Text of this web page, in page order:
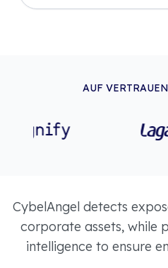
AUF
CybelAngel detects
corporate assets, while
intelligence to ensure